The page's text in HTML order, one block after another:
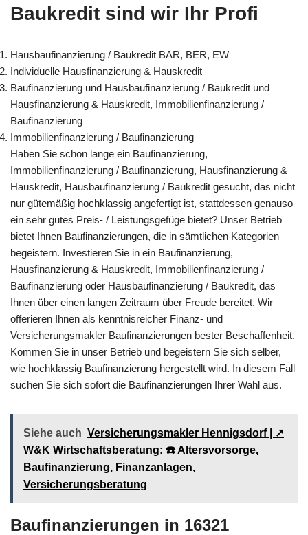
Baukredit sind wir Ihr Profi
Hausbaufinanzierung / Baukredit BAR, BER, EW
Individuelle Hausfinanzierung & Hauskredit
Baufinanzierung und Hausbaufinanzierung / Baukredit und
Hausfinanzierung & Hauskredit, Immobilienfinanzierung /
Baufinanzierung
Immobilienfinanzierung / Baufinanzierung
Haben Sie schon lange ein Baufinanzierung,
Immobilienfinanzierung / Baufinanzierung, Hausfinanzierung &
Hauskredit, Hausbaufinanzierung / Baukredit gesucht, das nicht
nur gütemäßig hochklassig angefertigt ist, stattdessen genauso
ein sehr gutes Preis- / Leistungsgefüge bietet? Unser Betrieb
bietet Ihnen Baufinanzierungen, die in sämtlichen Kategorien
begeistern. Investieren Sie in ein Baufinanzierung,
Hausfinanzierung & Hauskredit, Immobilienfinanzierung /
Baufinanzierung oder Hausbaufinanzierung / Baukredit, das
Ihnen über einen langen Zeitraum über Freude bereitet. Wir
offerieren Ihnen als kenntnisreicher Finanz- und
Versicherungsmakler Baufinanzierungen bester Beschaffenheit.
Kommen Sie in unser Betrieb und begeistern Sie sich selber,
wie hochklassig Baufinanzierung hergestellt wird. In diesem Fall
suchen Sie sich sofort die Baufinanzierungen Ihrer Wahl aus.
Siehe auch Versicherungsmakler Hennigsdorf | ↗️
W&K Wirtschaftsberatung: ☎️ Altersvorsorge,
Baufinanzierung, Finanzanlagen,
Versicherungsberatung
Baufinanzierungen in 16321